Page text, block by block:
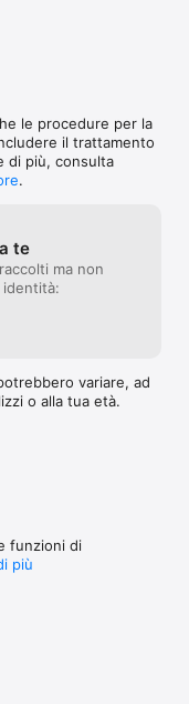
bene il
soldi! Per
chiuderlo, ma
tendenza sia
le procedure per la
il trattamento
di più, consulta
.
te
ma non
identità:
variare, ad
o alla tua età.
funzioni di
più